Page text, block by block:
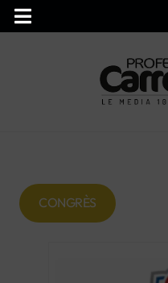
CONGRÈS